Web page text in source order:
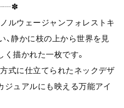
ルウェージャンフォレストキ
、静かに枝の上から世界を見
く描かれた一枚です。
式に仕立てられたネックデザ
ジュアルにも映える万能アイ